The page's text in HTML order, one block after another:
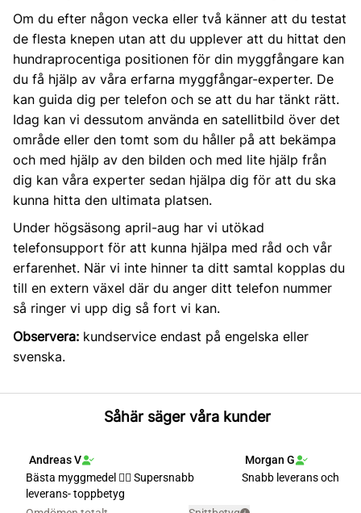
Om du efter någon vecka eller två känner att du testat
de flesta knepen utan att du upplever att du hittat den
hundraprocentiga positionen för din myggfångare kan
du få hjälp av våra erfarna myggfångar-experter. De
kan guida dig per telefon och se att du har tänkt rätt.
Idag kan vi dessutom använda en satellitbild över det
område eller den tomt som du håller på att bekämpa
och med hjälp av den bilden och med lite hjälp från
dig kan våra experter sedan hjälpa dig för att du ska
kunna hitta den ultimata platsen.
Under högsäsong april-aug har vi utökad
telefonsupport för att kunna hjälpa med råd och vår
erfarenhet. När vi inte hinner ta ditt samtal kopplas du
till en extern växel där du anger ditt telefon nummer
så ringer vi upp dig så fort vi kan.
Observera: kundservice endast på engelska eller
svenska.
Såhär säger våra kunder